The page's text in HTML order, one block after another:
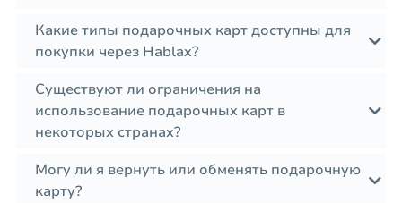
Какие типы подарочных карт доступны для
покупки через Hablax?
Существуют ли ограничения на
использование подарочных карт в
некоторых странах?
Могу ли я вернуть или обменять подарочную
карту?